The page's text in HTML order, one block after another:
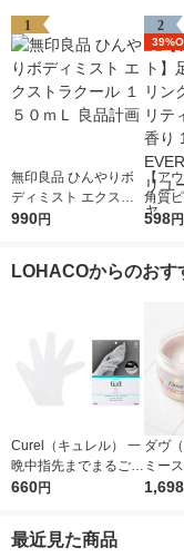
1
無印良品 ひんやりボ
ディミスト エクスト
ラクール １５０ｍＬ
990円
2
【ア
角質
クラ
シシャ
598円
LOHACOからのおす
Curel（キュレル） 一
晩中指先までまるごと
守る お手入れ底上げ
660円
ダヴ
ミー
＆シ
1,698
最近見た商品